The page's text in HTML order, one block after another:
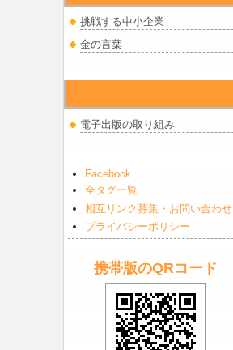
挑戦する中小企業
金の言葉
電子出版の取り組み
Facebook
全タグ一覧
相互リンク募集・お問い合わせ
プライバシーポリシー
携帯版のQRコード